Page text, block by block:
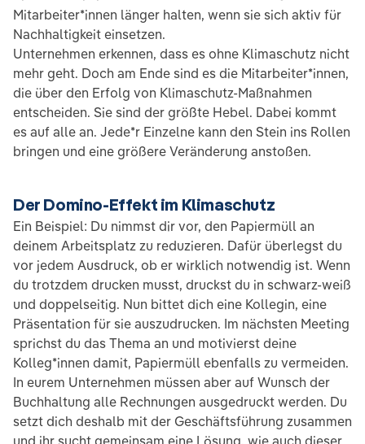
Mitarbeiter*innen länger halten, wenn sie sich aktiv für
Nachhaltigkeit einsetzen.
Unternehmen erkennen, dass es ohne Klimaschutz nicht
mehr geht. Doch am Ende sind es die Mitarbeiter*innen,
die über den Erfolg von Klimaschutz-Maßnahmen
entscheiden. Sie sind der größte Hebel. Dabei kommt
es auf alle an. Jede*r Einzelne kann den Stein ins Rollen
bringen und eine größere Veränderung anstoßen.
Der Domino-Effekt im Klimaschutz
Ein Beispiel: Du nimmst dir vor, den Papiermüll an
deinem Arbeitsplatz zu reduzieren. Dafür überlegst du
vor jedem Ausdruck, ob er wirklich notwendig ist. Wenn
du trotzdem drucken musst, druckst du in schwarz-weiß
und doppelseitig. Nun bittet dich eine Kollegin, eine
Präsentation für sie auszudrucken. Im nächsten Meeting
sprichst du das Thema an und motivierst deine
Kolleg*innen damit, Papiermüll ebenfalls zu vermeiden.
In eurem Unternehmen müssen aber auf Wunsch der
Buchhaltung alle Rechnungen ausgedruckt werden. Du
setzt dich deshalb mit der Geschäftsführung zusammen
und ihr sucht gemeinsam eine Lösung, wie auch dieser